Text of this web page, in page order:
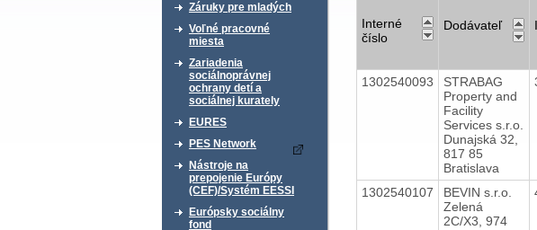
Záruky pre mladých
Voľné pracovné
miesta
Zariadenia
sociálnoprávnej
ochrany detí a
sociálnej kurately
EURES
PES Network
Nástroje na
prepojenie Európy
(CEF)/Systém EESSI
Európsky sociálny
fond
Interné
číslo
Dodávateľ
1302540093
STRABAG
Property and
Facility
Services s.r.o.
Dunajská 32,
817 85
Bratislava
1302540107
BEVIN s.r.o.
Zelená
2C/X3, 974